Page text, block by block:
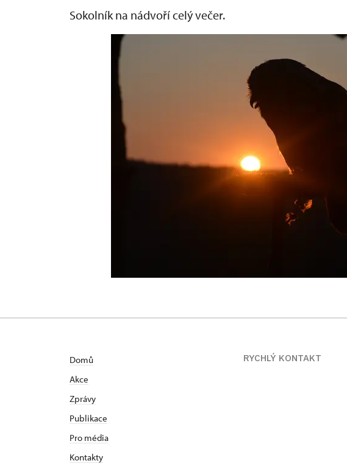
Sokolník na nádvoří celý večer.
Domů
Akce
Zprávy
Publikace
Pro média
Kontakty
RYCHLÝ KONTAKT